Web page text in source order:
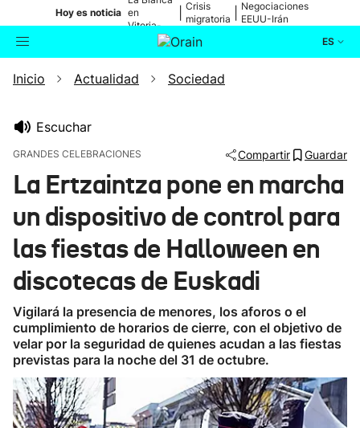
Hoy es noticia en
Vitoria-
Gasteiz
Crisis
migratoria
Negociaciones
EEUU-Irán
ES
Buscador Actualidad
Ikusmiran
Eguraldia
Inicio Actualidad Sociedad
Escuchar
GRANDES CELEBRACIONES Compartir Guardar
La Ertzaintza pone en marcha
un dispositivo de control para
las fiestas de Halloween en
discotecas de Euskadi
Vigilará la presencia de menores, los aforos o el
cumplimiento de horarios de cierre, con el objetivo de
velar por la seguridad de quienes acudan a las fiestas
previstas para la noche del 31 de octubre.